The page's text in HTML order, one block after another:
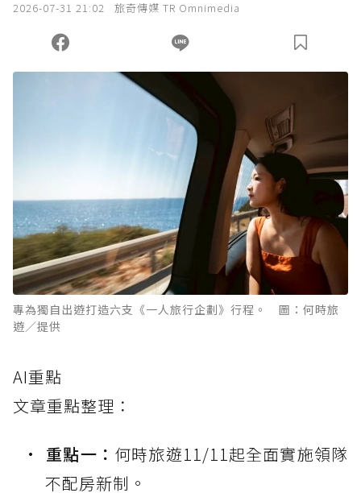
您當前剩餘 U 利點數：0點；前往 購買點數
2026-07-31 21:02 旅奇傳媒 TR Omnimedia
專為獨自出遊打造六支《一人旅行企劃》行程。 圖：何時旅
遊／提供
AI重點
文章重點整理：
重點一： 何時旅遊11/11起全面實施領隊
不配房新制。